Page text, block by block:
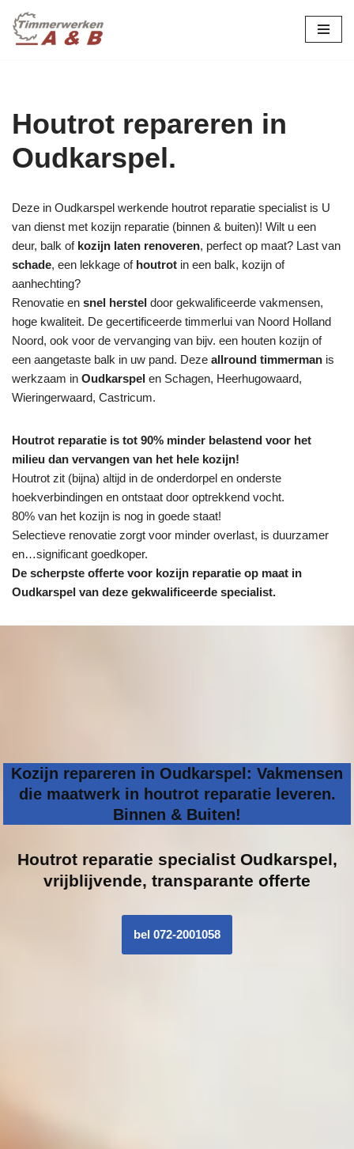
Ga
Houtrot repareren in
Oudkarspel.
Deze in Oudkarspel werkende houtrot reparatie specialist is U
van dienst met kozijn reparatie (binnen & buiten)! Wilt u een
deur, balk of kozijn laten renoveren, perfect op maat? Last van
schade, een lekkage of houtrot in een balk, kozijn of
aanhechting?
Renovatie en snel herstel door gekwalificeerde vakmensen,
hoge kwaliteit. De gecertificeerde timmerlui van Noord Holland
Noord, ook voor de vervanging van bijv. een houten kozijn of
een aangetaste balk in uw pand. Deze allround timmerman is
werkzaam in Oudkarspel en Schagen, Heerhugowaard,
Wieringerwaard, Castricum.
Houtrot reparatie is tot 90% minder belastend voor het
milieu dan vervangen van het hele kozijn!
Houtrot zit (bijna) altijd in de onderdorpel en onderste
hoekverbindingen en ontstaat door optrekkend vocht.
80% van het kozijn is nog in goede staat!
Selectieve renovatie zorgt voor minder overlast, is duurzamer
en…significant goedkoper.
De scherpste offerte voor kozijn reparatie op maat in
Oudkarspel van deze gekwalificeerde specialist.
Kozijn repareren in Oudkarspel: Vakmensen
die maatwerk in houtrot reparatie leveren.
Binnen & Buiten!
Houtrot reparatie specialistOudkarspel,
vrijblijvende, transparante offerte
bel 072-2001058